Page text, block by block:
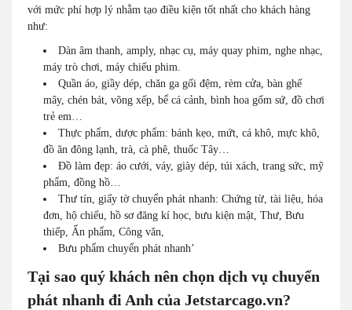
với mức phí hợp lý nhằm tạo điều kiện tốt nhất cho khách hàng
như:
Dàn âm thanh, amply, nhạc cụ, máy quay phim, nghe nhạc,
máy trò chơi, máy chiếu phim.
Quần áo, giầy dép, chăn ga gối đệm, rèm cửa, bàn ghế
mây, chén bát, võng xếp, bể cá cảnh, bình hoa gốm sứ, đồ chơi
trẻ em…
Thực phẩm, dược phẩm: bánh kẹo, mứt, cá khô, mực khô,
đồ ăn đông lạnh, trà, cà phê, thuốc Tây…
Đồ làm đẹp: áo cưới, váy, giày dép, túi xách, trang sức, mỹ
phẩm, đồng hồ…
Thư tín, giấy tờ chuyển phát nhanh: Chứng từ, tài liệu, hóa
đơn, hộ chiếu, hồ sơ đăng kí học, bưu kiện mật, Thư, Bưu
thiếp, Ấn phẩm, Công văn,
Bưu phẩm chuyển phát nhanh’
Tại sao quý khách nên chọn dịch vụ chuyển
phát nhanh đi Anh của Jetstarcago.vn?